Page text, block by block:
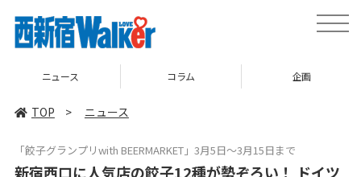
toggle
TOP > ニュース
「餃子グランプリwith BEERMARKET」3月5日～3月15日まで
新宿西口に人気店の餃子12種が勢ぞろい！ ドイツ